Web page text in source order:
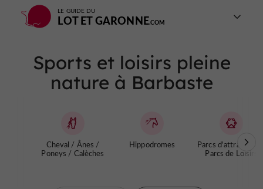
LE GUIDE DU
LOT ET GARONNE
Sports et loisirs pleine
nature à Barbaste
Cheval / Ânes /
Poneys / Calèches
Hippodromes
Parcs d'attractions
Parcs de Loisirs